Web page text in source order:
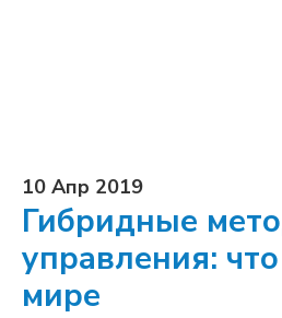
10 Апр 2019
Гибридные
управления:
мире